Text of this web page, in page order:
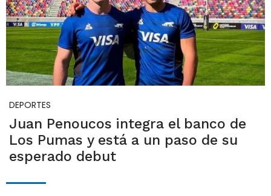
DEPORTES
Juan Penoucos integra el banco de
Los Pumas y está a un paso de su
esperado debut